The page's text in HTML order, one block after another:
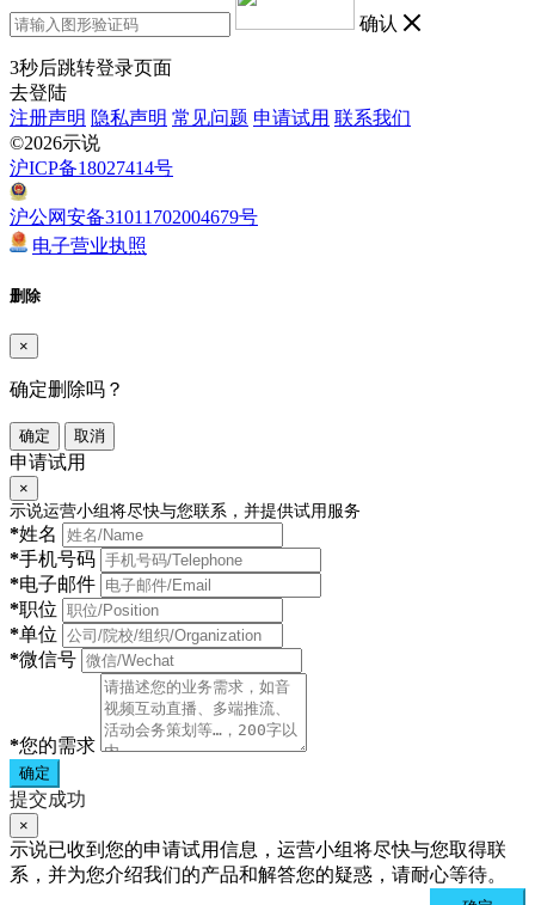
确认
3秒后跳转登录页面
去登陆
注册声明 隐私声明 常见问题 申请试用 联系我们
©2026示说
沪ICP备18027414号
沪公网安备31011702004679号
电子营业执照
删除
×
确定删除吗？
确定 取消
申请试用
×
示说运营小组将尽快与您联系，并提供试用服务
*姓名
*手机号码
*电子邮件
*职位
*单位
*微信号
*您的需求
确定
提交成功
×
示说已收到您的申请试用信息，运营小组将尽快与您取得联
系，并为您介绍我们的产品和解答您的疑惑，请耐心等待。